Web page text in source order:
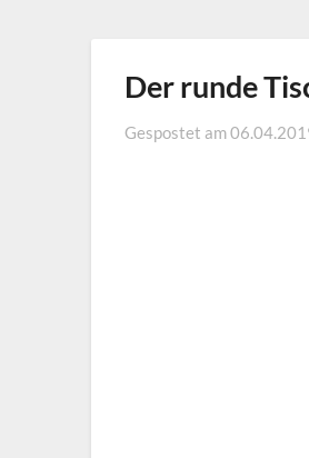
Der runde
Gespostet am